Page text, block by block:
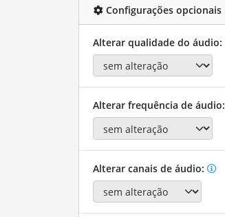
Configurações opcionais
Alterar qualidade do áudio:
Alterar frequência de áudio:
Alterar canais de áudio: